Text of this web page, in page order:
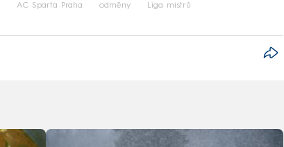
AC Sparta Praha odměny Liga mistrů